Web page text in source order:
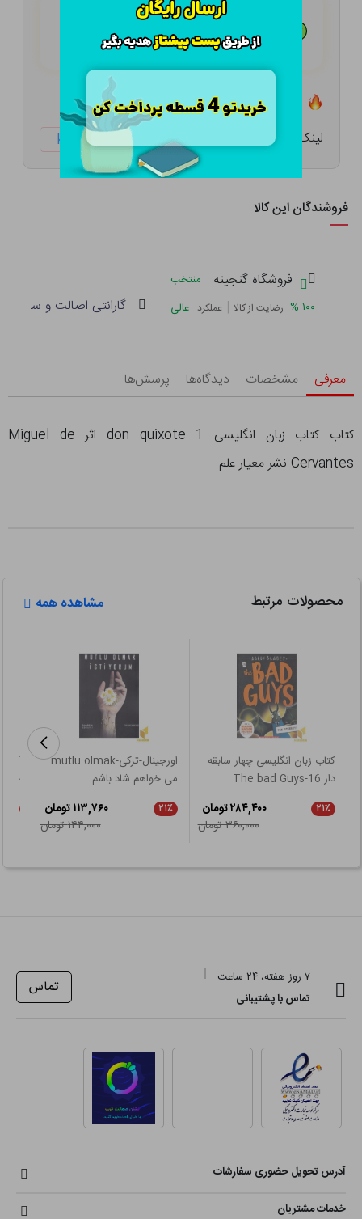
هـر قسط با تــرب‌پــی:
تومان
۴ قسط مــاهـانـه؛ بـدون سـود، چـک و ضـامـن
لینک کوتاه: ketabtala.com/sbp-41597
فروشندگان این کالا
فروشگاه گنجینه
منتخب
۱۰۰ % رضایت از کالا | عملکرد عالی گارانتی اصالت و سلامت
معرفی مشخصات دیدگاه‌ها پرسش‌ها
کتاب کتاب زبان انگلیسی don quixote 1 اثر Miguel de
Cervantes نشر معیار علم
محصولات مرتبط مشاهده همه
کتاب زبان انگلیسی چهار سابقه
دار 16-The bad Guys
۲۱٪
۲۸۴,۴۰۰ تومان
۳۶۰,۰۰۰ تومان
اورجینال-ترکی-mutlu olmak
می خواهم شاد باشم
۲۱٪
۱۱۳,۷۶۰ تومان
۱۴۴,۰۰۰ تومان
۷ روز هفته، ۲۴ ساعت
تماس با پشتیبانی
تماس
آدرس تحویل حضوری سفارشات
خدمات مشتریان